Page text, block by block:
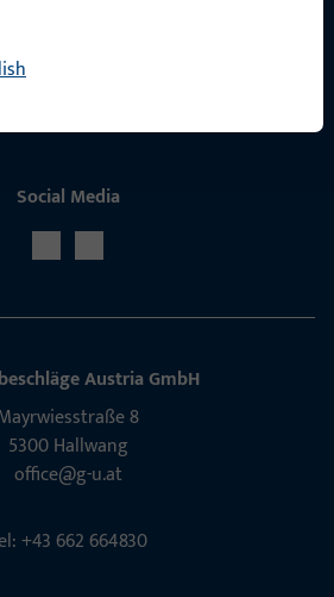
Social Media
Aus­tria GmbH
8
5300 Hall­wang
office@g-u.at
+43 662 664830